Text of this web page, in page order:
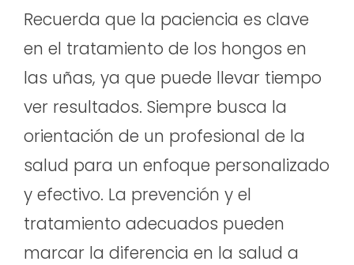
Recuerda que la paciencia es clave
en el tratamiento de los hongos en
las uñas, ya que puede llevar tiempo
ver resultados. Siempre busca la
orientación de un profesional de la
salud para un enfoque personalizado
y efectivo. La prevención y el
tratamiento adecuados pueden
marcar la diferencia en la salud a